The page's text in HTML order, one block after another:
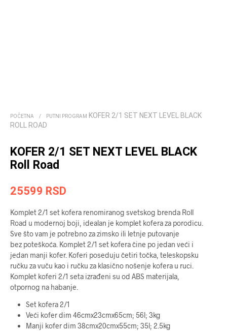
POČETNA / PUTNI PROGRAM
KOFER 2/1 SET NEXT LEVEL BLACK
ROLL ROAD
KOFER 2/1 SET NEXT LEVEL BLACK
Roll Road
25599 RSD
Komplet 2/1 set kofera renomiranog svetskog brenda Roll
Road u modernoj boji, idealan je komplet kofera za porodicu.
Sve što vam je potrebno za zimsko ili letnje putovanje
bez poteškoća. Komplet 2/1 set kofera čine po jedan veći i
jedan manji kofer. Koferi poseduju četiri točka, teleskopsku
ručku za vuču kao i ručku za klasično nošenje kofera u ruci.
Komplet koferi 2/1 seta izrađeni su od ABS materijala,
otpornog na habanje.
Set kofera 2/1
Veći kofer dim 46cmx23cmx65cm; 56l; 3kg
Manji kofer dim 38cmx20cmx55cm; 35l; 2.5kg